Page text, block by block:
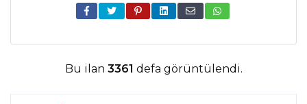
Bu ilan 3361 defa görüntülendi.